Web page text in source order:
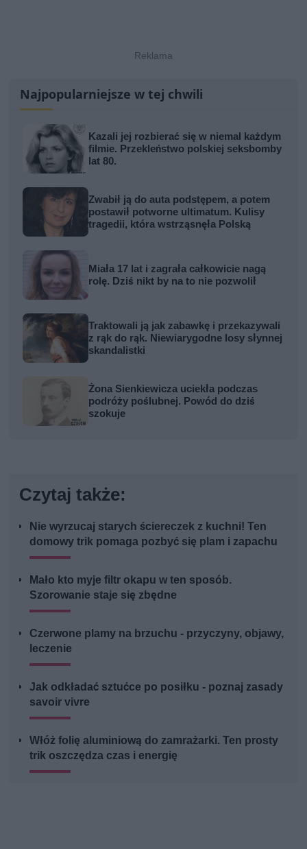
Najpopularniejsze w tej chwili
Kazali jej rozbierać się w niemal każdym
filmie. Przekleństwo polskiej seksbomby
lat 80.
Zwabił ją do auta podstępem, a potem
postawił potworne ultimatum. Kulisy
tragedii, która wstrząsnęła Polską
Miała 17 lat i zagrała całkowicie nagą
rolę. Dziś nikt by na to nie pozwolił
Traktowali ją jak zabawkę i przekazywali
z rąk do rąk. Niewiarygodne losy słynnej
skandalistki
Żona Sienkiewicza uciekła podczas
podróży poślubnej. Powód do dziś
szokuje
Czytaj także:
Nie wyrzucaj starych ściereczek z kuchni! Ten
domowy trik pomaga pozbyć się plam i zapachu
Mało kto myje filtr okapu w ten sposób.
Szorowanie staje się zbędne
Czerwone plamy na brzuchu - przyczyny, objawy,
leczenie
Jak odkładać sztućce po posiłku - poznaj zasady
savoir vivre
Włóż folię aluminiową do zamrażarki. Ten prosty
trik oszczędza czas i energię